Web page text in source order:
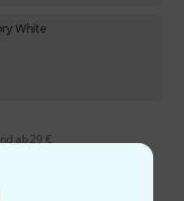
White
ab 29 €